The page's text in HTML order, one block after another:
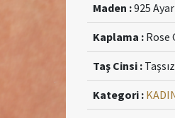
Maden :925
Kaplama : Rose
Taş Cinsi : Taşsız
Kategori :